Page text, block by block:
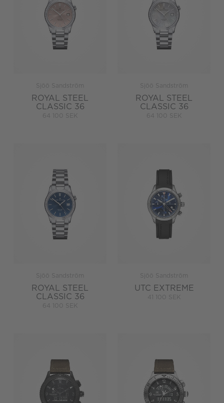
Sjöö Sandström
ROYAL STEEL
CLASSIC 36
64 100 SEK
Sjöö Sandström
ROYAL STEEL
CLASSIC 36
64 100 SEK
Sjöö Sandström
ROYAL STEEL
CLASSIC 36
64 100 SEK
Sjöö Sandström
UTC EXTREME
41 100 SEK